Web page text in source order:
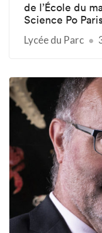
de l’École du
Science Po
Lycée du Parc